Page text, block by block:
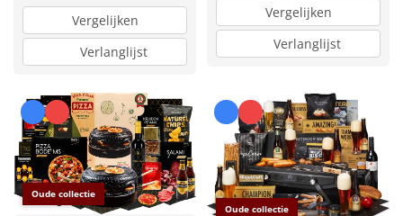
Vergelijken
Verlanglijst
Vergelijken
Verlanglijst
Oude collectie
Oude collectie